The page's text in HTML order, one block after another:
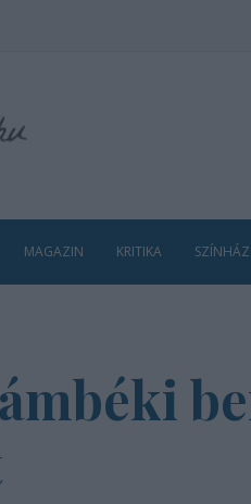
MAGAZIN KRITIKA